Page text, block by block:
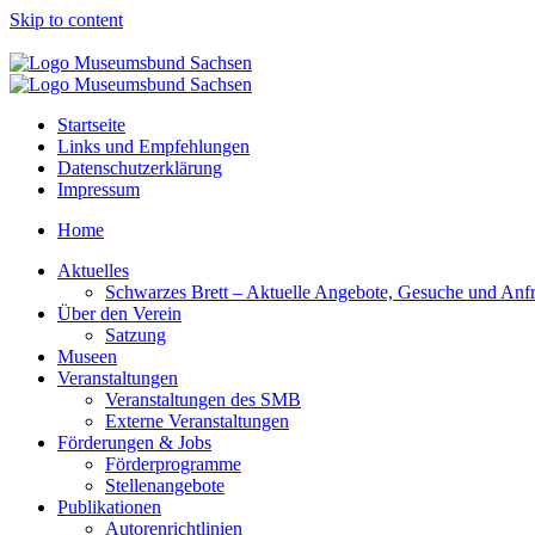
Skip to content
Startseite
Links und Empfehlungen
Datenschutzerklärung
Impressum
Home
Aktuelles
Schwarzes Brett – Aktuelle Angebote, Gesuche und
Über den Verein
Satzung
Museen
Veranstaltungen
Veranstaltungen des SMB
Externe Veranstaltungen
Förderungen & Jobs
Förderprogramme
Stellenangebote
Publikationen
Autorenrichtlinien